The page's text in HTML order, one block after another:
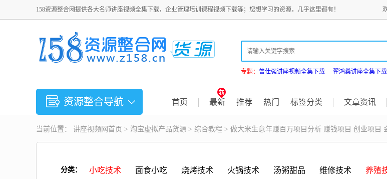
158资源整合网提供各大名师讲座视频全集下载，企业管理培训课程视频下载等；您想学习的资源，几乎这里都有！
专题： 曾仕强讲座视频全集下载 翟鸿燊讲座全集下载
资源整合导航 首页 最新 推荐 热门 标签分类 文章资讯
当前位置： 讲座视频 网首页 > 淘宝虚拟产品货源 > 综合教程 > 做大米生意年赚百万项目分析 赚钱项目 创业项目
分类： 小吃技术 面食小吃 烧烤技术 火锅技术 汤粥甜品 维修技术 养殖